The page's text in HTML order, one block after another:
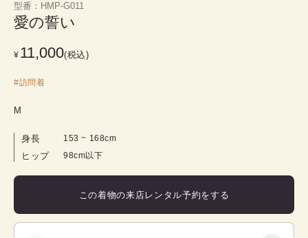
型番 ： HMP-G011
愛の誓い
¥ 11,000(税込)
#訪問着
M
身長 153 ~ 168cm
ヒップ 98cm以下
この着物の来店レンタル予約をする